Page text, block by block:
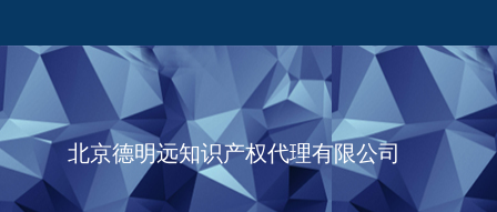
北京德明远知识产权代理有限公司